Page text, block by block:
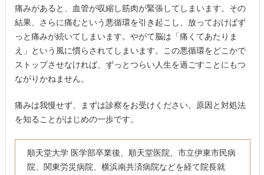
痛みがあると、血管が収縮し筋肉が緊張してしまいます。その
結果、さらに痛むという悪循環を引き起こし、放っておけばず
っと痛みが続いてしまいます。やがて脳は「痛くてあたりま
え」という風に慣らされてしまいます。この悪循環をどこかで
ストップさせなければ、ずっとつらい人生を過ごすことにもつ
ながりかねません。
痛みは我慢せず、まずは診察をお受けください。原因と対処法
を知ることがはじめの一歩です。
順天堂大学 医学部卒業後、順天堂医院、市立伊東市民病
院、関東労災病院、横浜南共済病院などを経て院長就